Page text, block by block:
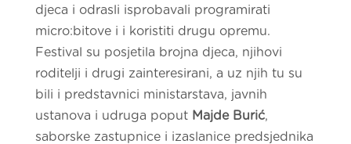
djeca i odrasli isprobavali programirati
micro:bitove i i koristiti drugu opremu.
Festival su posjetila brojna djeca, njihovi
roditelji i drugi zainteresirani, a uz njih tu su
bili i predstavnici ministarstava, javnih
ustanova i udruga poput Majde Burić,
saborske zastupnice i izaslanice predsjednika